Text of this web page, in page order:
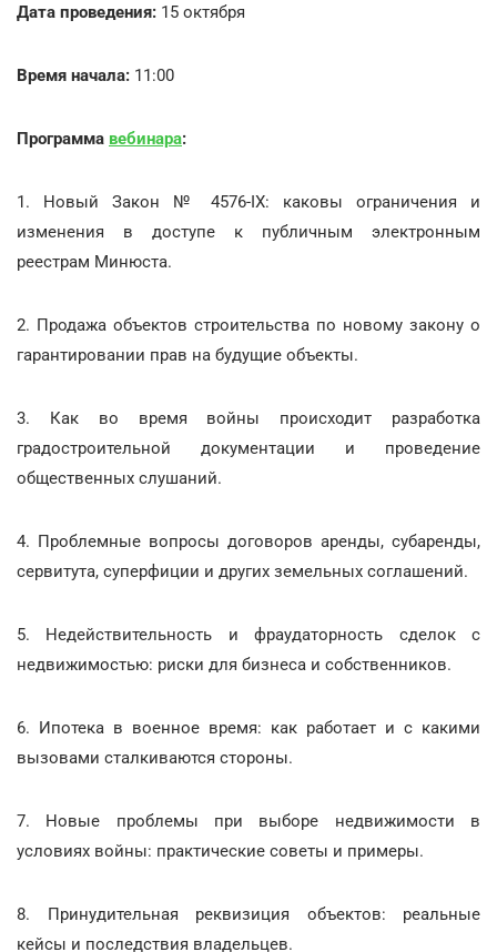
Дата проведения: 15 октября
Время начала: 11:00
Программа вебинара:
1. Новый Закон № 4576-IX: каковы ограничения и
изменения в доступе к публичным электронным
реестрам Минюста.
2. Продажа объектов строительства по новому закону о
гарантировании прав на будущие объекты.
3. Как во время войны происходит разработка
градостроительной документации и проведение
общественных слушаний.
4. Проблемные вопросы договоров аренды, субаренды,
сервитута, суперфиции и других земельных соглашений.
5. Недействительность и фраудаторность сделок с
недвижимостью: риски для бизнеса и собственников.
6. Ипотека в военное время: как работает и с какими
вызовами сталкиваются стороны.
7. Новые проблемы при выборе недвижимости в
условиях войны: практические советы и примеры.
8. Принудительная реквизиция объектов: реальные
кейсы и последствия владельцев.